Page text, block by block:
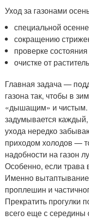
Уход за газонами
специальной
сокращению
проверке
очистке от
Главная задача —
газона так, чтобы в
«дышащим» и чистым.
задумывается
ухода нередко
приходом холодов —
надобности на газон
Особенно, если
Именно
проплешин и
Прекратить
всего еще с середины